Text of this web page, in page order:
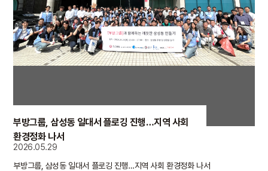
부방그룹, 삼성동 일대서 플로깅 진행…지역 사회
환경정화 나서
2026.05.29
부방그룹, 삼성동 일대서 플로깅 진행…지역 사회 환경정화 나서